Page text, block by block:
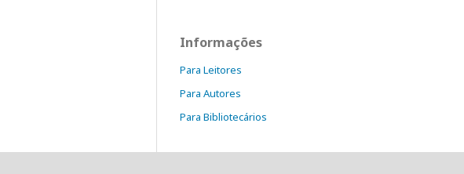
Informações
Para Leitores
Para Autores
Para Bibliotecários